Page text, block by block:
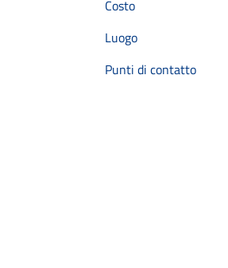
Costo
Luogo
Punti di contatto